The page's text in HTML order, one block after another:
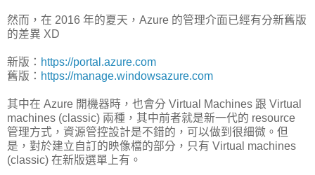
然而，在 2016 年的夏天，Azure 的管理介面已經有分新舊版
的差異 XD
新版： https://portal.azure.com
舊版： https://manage.windowsazure.com
其中在 Azure 開機器時，也會分 Virtual Machines 跟 Virtual
machines (classic) 兩種，其中前者就是新一代的 resource
管理方式，資源管控設計是不錯的，可以做到很細微。但
是，對於建立自訂的映像檔的部分，只有 Virtual machines
(classic) 在新版選單上有。